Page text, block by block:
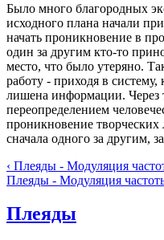
Было много благородных
исходного плана начали
начать проникновение в
один за другим кто-то
место, что было утеряно.
работу - приходя в
лишена информации. Через
переопределением
проникновение
сначала одного за другим,
‹ Плеяды - Модуляция
Плеяды - Модуляция
Плеяды